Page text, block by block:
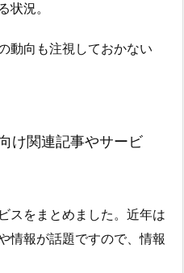
状況。
動向も注視しておかない
け関連記事やサービ
スをまとめました。近年は
情報が話題ですので、情報